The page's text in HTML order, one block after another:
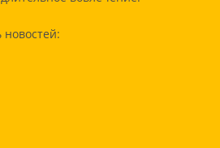
новостей: